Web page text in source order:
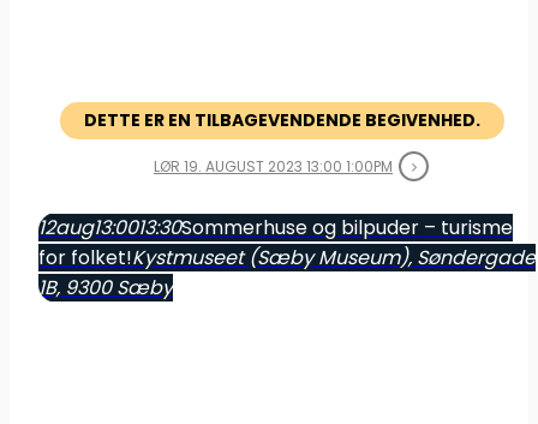
DETTE ER EN TILBAGEVENDENDE BEGIVENHED.
LØR 19. AUGUST 2023 13:00 1:00PM
12aug13:0013:30Sommerhuse og bilpuder – turisme
for folket!Kystmuseet (Sæby Museum), Søndergade
1B, 9300 Sæby